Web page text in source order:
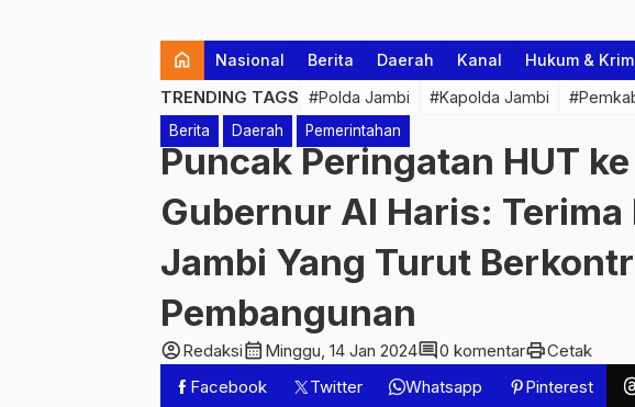
home Nasional Berita Daerah Kanal Hukum &
TRENDING TAGS #Polda Jambi #Kapolda Jambi
Berita Daerah Pemerintahan
Puncak Peringatan HUT
Gubernur Al Haris:
Jambi Yang Turut
Pembangunan
account_circleRedaksicalendar_month Minggu, 14 Jan 2024comment0 komentarprintCetak
Facebook
Twitter Whatsapp Pinterest